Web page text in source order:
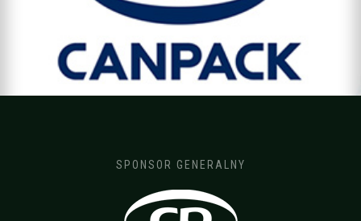
SPONSOR GENERALNY